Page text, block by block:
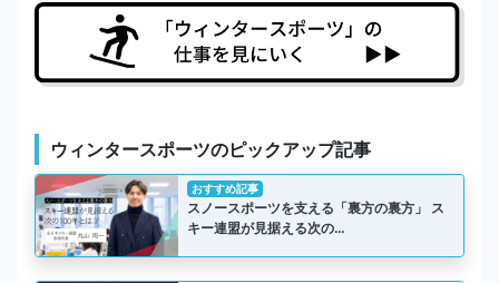
ウィンタースポーツのピックアップ記事
おすすめ記事
スノースポーツを支える「裏方の裏方」 ス
キー連盟が見据える次の…